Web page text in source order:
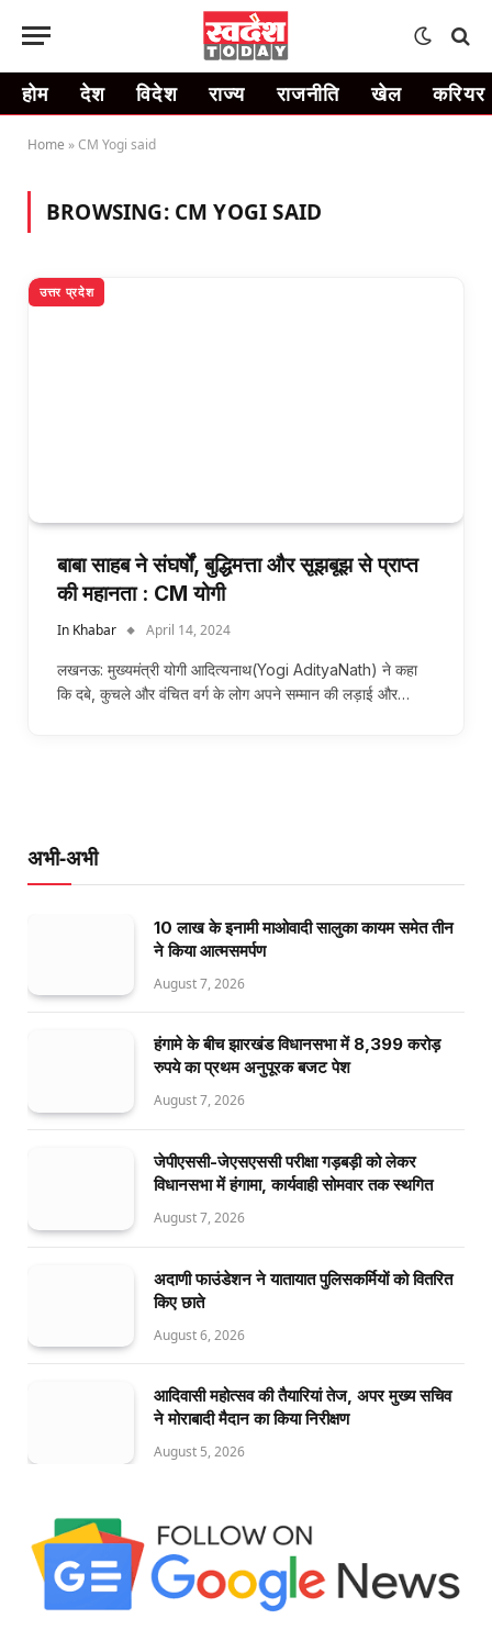
होम देश विदेश राज्य राजनीति खेल करियर
Home »CM Yogi said
BROWSING: CM YOGI SAID
उत्तर प्रदेश
बाबा साहब ने संघर्षों, बुद्धिमत्ता और सूझबूझ से प्राप्त
की महानता : CM योगी
In Khabar April 14, 2024
लखनऊ: मुख्यमंत्री योगी आदित्यनाथ(Yogi AdityaNath) ने कहा
कि दबे, कुचले और वंचित वर्ग के लोग अपने सम्मान की लड़ाई और…
अभी-अभी
10 लाख के इनामी माओवादी सालुका कायम समेत तीन
ने किया आत्मसमर्पण
August 7, 2026
हंगामे के बीच झारखंड विधानसभा में 8,399 करोड़
रुपये का प्रथम अनुपूरक बजट पेश
August 7, 2026
जेपीएससी-जेएसएससी परीक्षा गड़बड़ी को लेकर
विधानसभा में हंगामा, कार्यवाही सोमवार तक स्थगित
August 7, 2026
अदाणी फाउंडेशन ने यातायात पुलिसकर्मियों को वितरित
किए छाते
August 6, 2026
आदिवासी महोत्सव की तैयारियां तेज, अपर मुख्य सचिव
ने मोराबादी मैदान का किया निरीक्षण
August 5, 2026